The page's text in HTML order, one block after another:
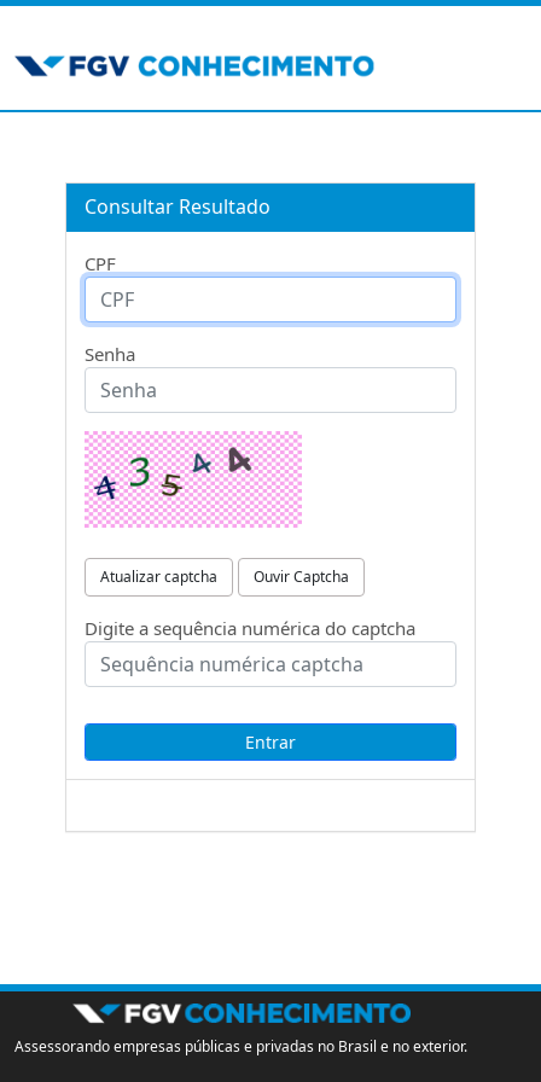
Consultar Resultado
CPF
Senha
Atualizar captcha Ouvir Captcha
Digite a sequência numérica do captcha
Assessorando empresas públicas e privadas no Brasil e no exterior.